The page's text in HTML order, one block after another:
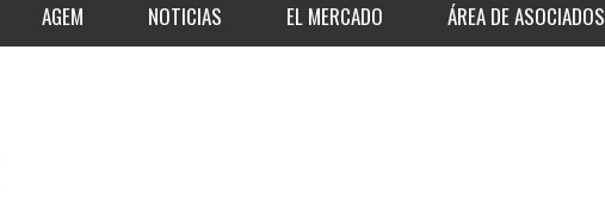
AGEM NOTICIAS EL MERCADO ÁREA DE ASOCIADOS